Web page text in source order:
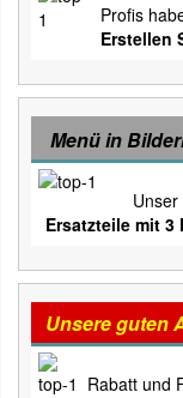
Profis
Erstellen
Menü in
Ersatzteile mit 3
Unsere guten
Rabatt und